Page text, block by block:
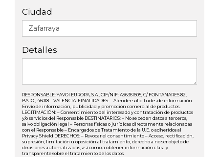
Ciudad
Detalles
RESPONSABLE: YAVOI EUROPA, S.A., CIF/NIF: A96361605, C/ FONTANARES 82,
BAJO , 46018 – VALENCIA. FINALIDADES: – Atender solicitudes de información.
Envío de información, publicidad y promoción comercial de productos.
LEGITIMACIÓN: – Consentimiento del interesado y contratación de productos
y/o servicios del Responsable DESTINATARIOS: – No se ceden datos a terceros,
salvo obligación legal – Personas físicas o jurídicas directamente relacionadas
con el Responsable – Encargados de Tratamiento de la U.E. o adheridos al
Privacy Shield DERECHOS: – Revocar el consentimiento – Acceso, rectificación,
supresión, limitación u oposición al tratamiento, derecho a no ser objeto de
decisiones automatizadas, así como a obtener información clara y
transparente sobre el tratamiento de los datos